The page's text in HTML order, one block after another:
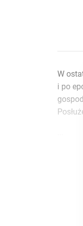
W
i po